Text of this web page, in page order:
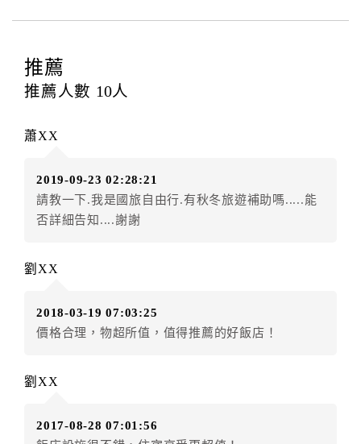
四、訂單異動
提出申辦不得異動訂單。
每筆訂單異動限定
辦理取消退款。
房者應補足差額。（限原訂飯店）
房者不得要求退其差額。（限原訂飯店）
五、保留住宿權益(保留住房)
（提出申辦日為保留起算日）
店客滿，敬請及早計畫，如逾時未提出申辦，視同無條
件放棄訂單（住宿權益）。 （限原訂飯店使用）
得辦理取消退款。
．訂單異動後，訂單費用總計小於原訂單費用總計時，
推薦
推薦人數 10人
蕭XX
2019-09-23 02:28:21
請教一下.我是國旅自由行.有秋冬旅遊補助嗎.....能
否詳細告知....謝謝
劉XX
2018-03-19 07:03:25
價格合理，物超所值，值得推薦的好飯店！
劉XX
2017-08-28 07:01:56